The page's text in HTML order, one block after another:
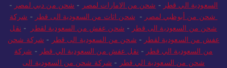
السعودية الي قطر - شحن من الامارات لمصر - شحن من دبي لمصر -
شحن من أبوظبي لمصر - شحن اثاث من السعودية الى قطر - شركة
شحن من السعودية الى قطر - شحن عفش من السعودية لقطر - نقل
عفش من السعودية لقطر - شحن من السعودية الى قطر - شركة شحن
من السعودية الي قطر - نقل عفش من السعودية الي قطر - شركة
شحن من السعودية الي قطر - شركة شحن من السعودية الى